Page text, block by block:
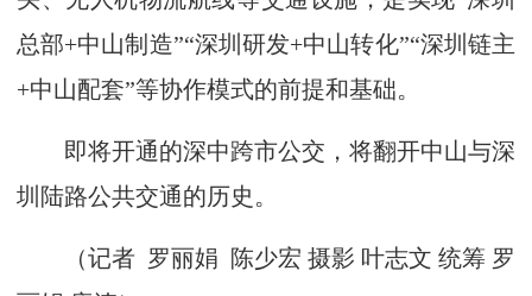
总部+中山制造”“深圳研发+中山转化”“深圳链主
+中山配套”等协作模式的前提和基础。
即将开通的深中跨市公交，将翻开中山与深
圳陆路公共交通的历史。
（记者 罗丽娟 陈少宏 摄影 叶志文 统筹 罗